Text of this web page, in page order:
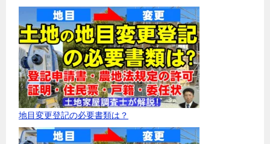
地目変更登記の必要書類は？